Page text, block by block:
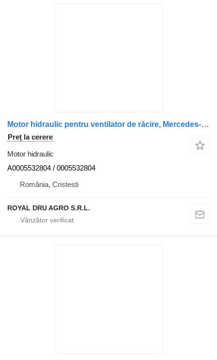
Motor hidraulic pentru ventilator de răcire, Mercedes-Benz A0005 A0005532804 pentru camion
Preț la cerere
Motor hidraulic
A0005532804 / 0005532804
România, Cristesti
ROYAL DRU AGRO S.R.L.